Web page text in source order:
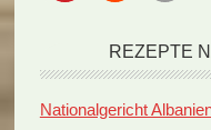
REZEPTE
Nationalgericht